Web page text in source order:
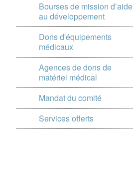
Bourses de mission d’aide
au développement
Dons d'équipements
médicaux
Agences de dons de
matériel médical
Mandat du comité
Services offerts